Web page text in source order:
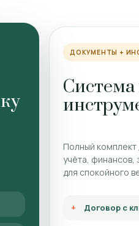
ДОКУМЕНТЫ +
Система
Полный
учёта, финансов,
для спокойного
Договор с